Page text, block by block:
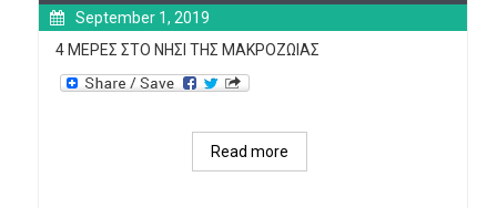
September 1, 2019
4 ΜΕΡΕΣ ΣΤΟ ΝΗΣΙ ΤΗΣ ΜΑΚΡΟΖΩΙΑΣ
Read more
about